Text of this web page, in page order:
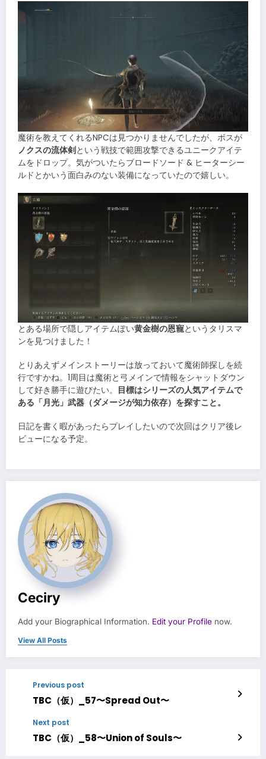
魔術を教えてくれるNPCは見つかりませんでしたが、ボスが
ノクスの流体剣という戦技で範囲攻撃できるユニークアイテ
ムをドロップ。気がついたらブロードソード & ヒーターシー
ルドとかいう面白みのない装備になっていたので嬉しい。
とある場所で隠しアイテムぽい黄金樹の恩寵というタリスマ
ンを見つけました！
とりあえずメインストーリーは放っておいて魔術師探しを続
行ですかね。1周目は魔術と弓メインで情報をシャットダウン
して好き勝手に遊びたい。
目標はシリーズの人気アイテムで
ある「月光」武器（ダメージが知力依存）を探すこと。
日記を書く暇があったらプレイしたいので次回はクリア後レ
ビューになる予定。
Ceciry
Add your Biographical Information. Edit your Profile now.
View All Posts
Previous post
TBC（仮）_57〜Spread Out〜
Next post
TBC（仮）_58〜Union of Souls〜